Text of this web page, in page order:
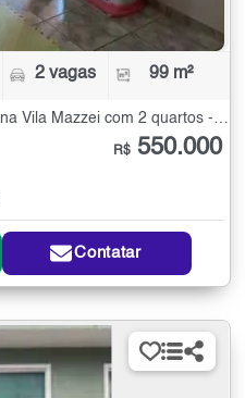
2 vagas 99 m²
Condomínio Fechado à Venda na Vila Mazzei com 2 quartos - 99 m²
R$ 550.000
Contatar